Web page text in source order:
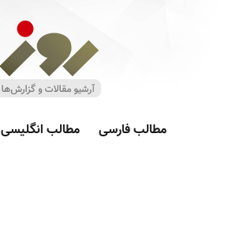
مطالب فارسی مطالب انگلیسی